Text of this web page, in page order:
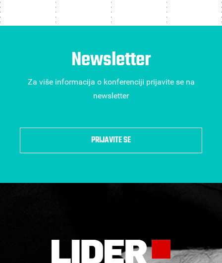
Newsletter
Za više informacija o konferenciji prijavite se na
newsletter
PRIJAVITE SE